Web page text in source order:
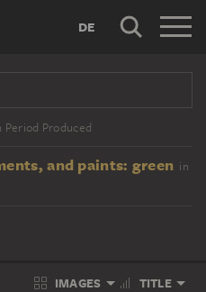
DE
Period Produced
and paints: green in
IMAGES TITLE